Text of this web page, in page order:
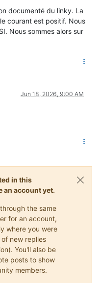
documenté du linky. La
courant est positif. Nous
Nous sommes alors sur
Jun 18, 2026, 9:00 AM
in this
an account yet.
the same
for an account,
where you were
new replies
You'll also be
posts to show
members.